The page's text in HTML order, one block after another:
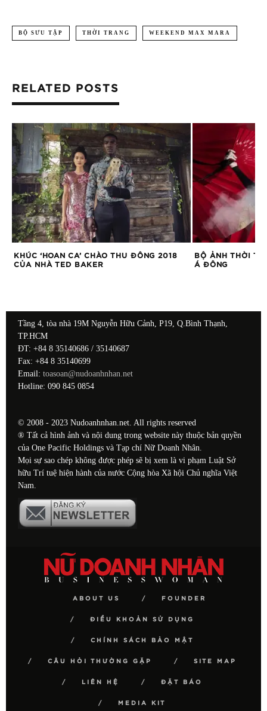
BỘ SƯU TẬP THỜI TRANG WEEKEND MAX MARA
RELATED POSTS
KHÚC ‘HOAN CA’ CHÀO THU ĐÔNG 2018
CỦA NHÀ TED BAKER
BỘ ẢNH THỜI
Á ĐÔNG
Tầng 4, tòa nhà 19M Nguyễn Hữu Cảnh, P19, Q.Bình Thạnh,
TP.HCM
ĐT: +84 8 35140686 / 35140687
Fax: +84 8 35140699
Email: toasoan@nudoanhnhan.net
Hotline: 090 845 0854
© 2008 - 2023 Nudoanhnhan.net. All rights reserved
® Tất cả hình ảnh và nội dung trong website này thuộc bản quyền
của One Pacific Holdings và Tạp chí Nữ Doanh Nhân.
Mọi sự sao chép không được phép sẽ bị xem là vi phạm Luật Sở
hữu Trí tuệ hiện hành của nước Cộng hòa Xã hội Chủ nghĩa Việt
Nam.
ABOUT US FOUNDER
ĐIỀU KHOẢN SỬ DỤNG
CHÍNH SÁCH BẢO MẬT
CÂU HỎI THƯỜNG GẶP SITE MAP
LIÊN HỆ ĐẶT BÁO
MEDIA KIT